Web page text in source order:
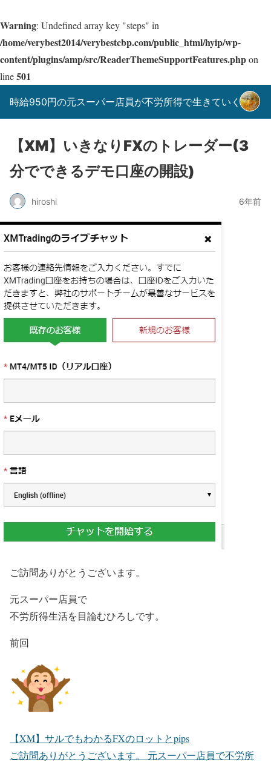
Warning: Undefined array key "steps" in
/home/verybest2014/verybestcbp.com/public_html/hyip/wp-
content/plugins/amp/src/ReaderThemeSupportFeatures.phpon
line501
時給950円の元スーパー店員が不労所得で生きていく！
【XM】いきなりFXのトレーダー(3
分でできるデモ口座の開設)
hiroshi 6年前
ご訪問ありがとうございます。
元スーパー店員で
不労所得生活を目論むひろしです。
前回
【XM】サルでもわかるFXのロットとpips
ご訪問ありがとうございます。 元スーパー店員で不労所